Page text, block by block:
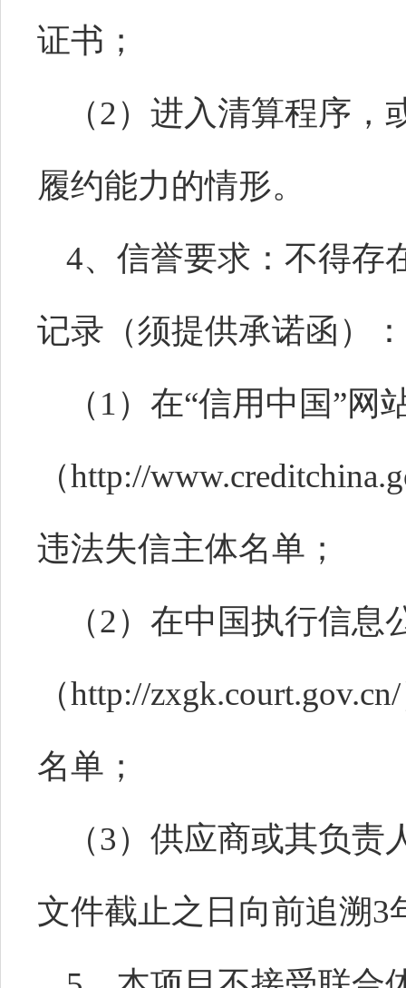
证书；
（2）进入清算程序，
履约能力的情形。
4、信誉要求：不得存
记录（须提供承诺函）：
（ 1）在“信用中国”网
（http://
违法失信主体名单；
（2）在中国执行信息
（http://
名单；
（3）供应商或其负责
文件截止之日向前追溯3